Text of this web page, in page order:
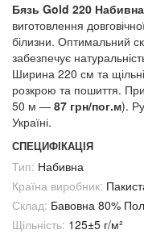
Бязь Gold 220
виготовлення
білизни. Оптимальний
забезпечує
Ширина 220 см та
розкрою та пошиття.
50 м — 87 грн/пог.м).
Україні.
СПЕЦИФІКАЦІЯ
Тип: Набивна
Країна виробник:
Склад: Бавовна 80%
Щільність: 125±5 г/м²